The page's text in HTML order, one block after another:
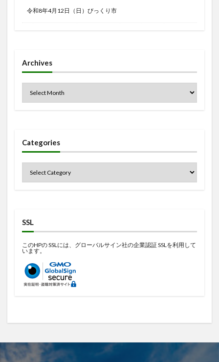
令和8年4月12日（日）びっくり市
Archives
Categories
SSL
このHPの SSLには、グローバルサイン社の企業認証 SSLを利用して
います。